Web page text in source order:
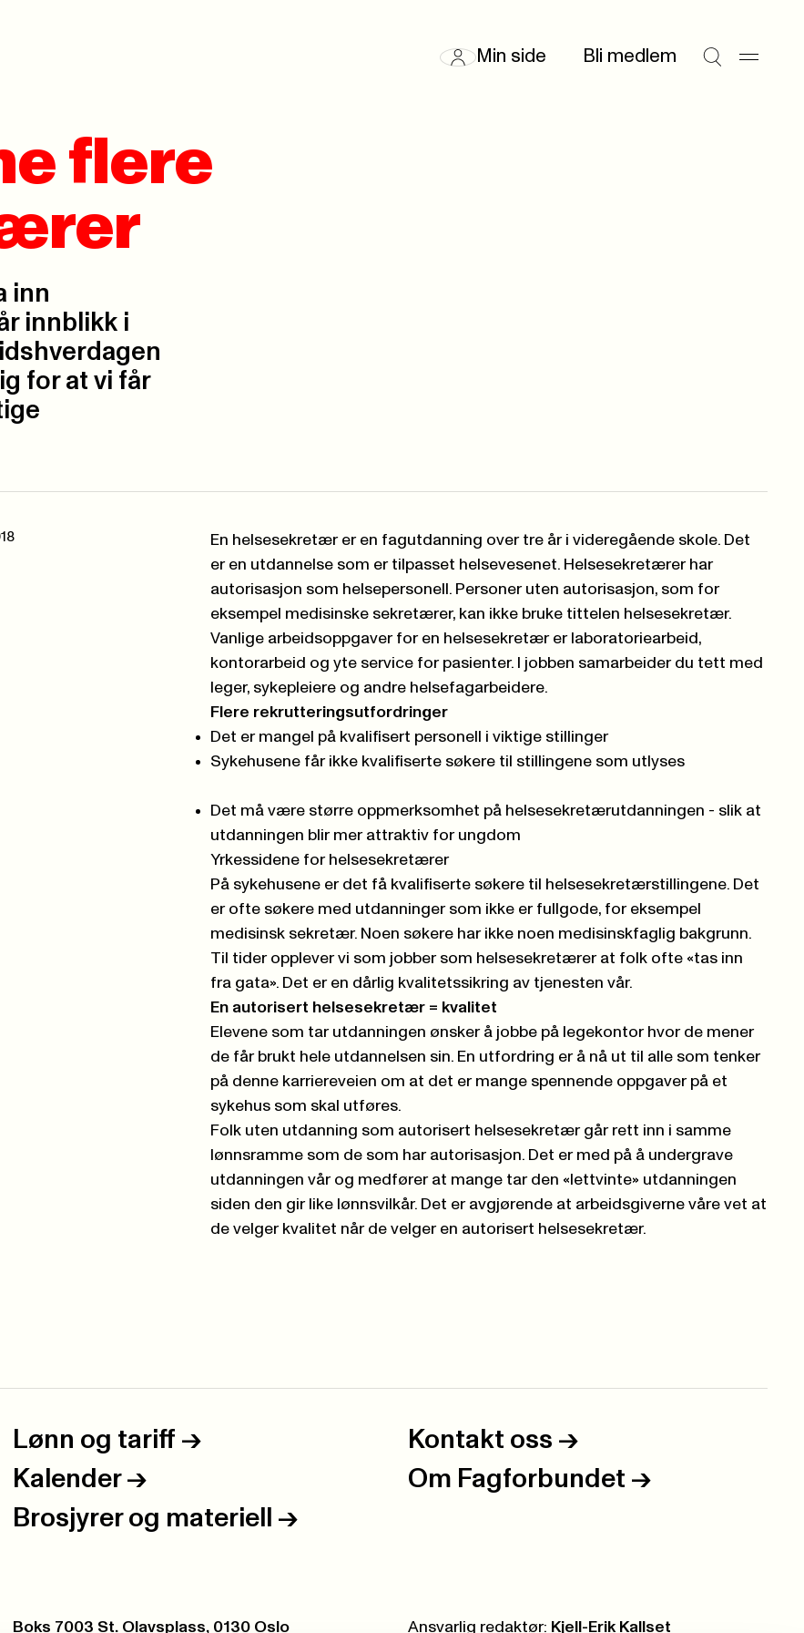
Min side Bli medlem
flere
inn
innblikk i
for at vi får
En helsesekretærer en fagutdanning over tre år i videregående skole. Det
er en utdannelse som er tilpasset helsevesenet. Helsesekretærer har
autorisasjon som helsepersonell. Personer uten autorisasjon, som for
eksempel medisinske sekretærer, kan ikke bruke tittelen helsesekretær.
Vanlige arbeidsoppgaver for en helsesekretær er laboratoriearbeid,
kontorarbeid og yte service for pasienter. I jobben samarbeider du tett med
leger, sykepleiere og andre helsefagarbeidere.
Flere rekrutteringsutfordringer
Det er mangel på kvalifisert personell i viktige stillinger
Sykehusene får ikke kvalifiserte søkere til stillingene som utlyses
Det må være større oppmerksomhet på helsesekretærutdanningen - slik at
utdanningen blir mer attraktiv for ungdom
Yrkessidene for helsesekretærer
På sykehusene er det få kvalifiserte søkere til helsesekretærstillingene. Det
er ofte søkere med utdanninger som ikke er fullgode, for eksempel
medisinsk sekretær. Noen søkere har ikke noen medisinskfaglig bakgrunn.
Til tider opplever vi som jobber som helsesekretærer at folk ofte «tas inn
fra gata». Det er en dårlig kvalitetssikring av tjenesten vår.
En autorisert helsesekretær = kvalitet
Elevene som tar utdanningen ønsker å jobbe på legekontor hvor de mener
de får brukt hele utdannelsen sin. En utfordring er å nå ut til alle som tenker
på denne karriereveien om at det er mange spennende oppgaver på et
sykehus som skal utføres.
Folk uten utdanning som autorisert helsesekretær går rett inn i samme
lønnsramme som de som har autorisasjon. Det er med på å undergrave
utdanningen vår og medfører at mange tar den «lettvinte» utdanningen
siden den gir like lønnsvilkår. Det er avgjørende at arbeidsgiverne våre vet at
de velger kvalitet når de velger en autorisert helsesekretær.
Lønn og tariff -> Kontakt oss ->
Kalender -> Om Fagforbundet ->
Brosjyrer og materiell ->
Postboks:
Boks 7003 St. Olavsplass, 0130 Oslo Ansvarlig redaktør: Kjell-Erik Kallset